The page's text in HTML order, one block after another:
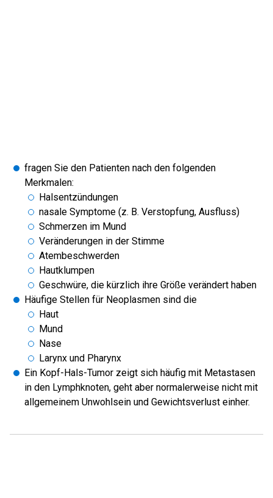
fragen Sie den Patienten nach den folgenden
Merkmalen:
Halsentzündungen
nasale Symptome (z. B. Verstopfung, Ausfluss)
Schmerzen im Mund
Veränderungen in der Stimme
Atembeschwerden
Hautklumpen
Geschwüre, die kürzlich ihre Größe verändert haben
Häufige Stellen für Neoplasmen sind die
Haut
Mund
Nase
Larynx und Pharynx
Ein Kopf-Hals-Tumor zeigt sich häufig mit Metastasen
in den Lymphknoten, geht aber normalerweise nicht mit
allgemeinem Unwohlsein und Gewichtsverlust einher.